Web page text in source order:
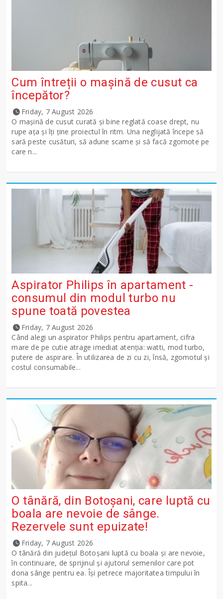
Cum întreții o mașină de cusut ca
începător?
Friday, 7 August 2026
O mașină de cusut curată și bine reglată coase drept, nu
rupe ața și îți ține proiectul în ritm. Una neglijată începe să
sară peste cusături, să adune scame și să facă zgomote pe
care n...
Aspirator Philips în apartament -
consumul din modul turbo nu
spune toată povestea
Friday, 7 August 2026
Când alegi un aspirator Philips pentru apartament, cifra
mare de pe cutie atrage imediat atenția: watti, mod turbo,
putere de aspirare. În utilizarea de zi cu zi, însă, zgomotul și
costul consumabile...
O tânără, din Botoșani, care luptă cu
boala are nevoie de sânge.
Rezervele sunt epuizate!
Friday, 7 August 2026
O tânără din județul Botoșani luptă cu boala și are nevoie,
în continuare, de sprijinul și ajutorul semenilor care pot
dona sânge pentru ea. Își petrece majoritatea timpului în
spita...